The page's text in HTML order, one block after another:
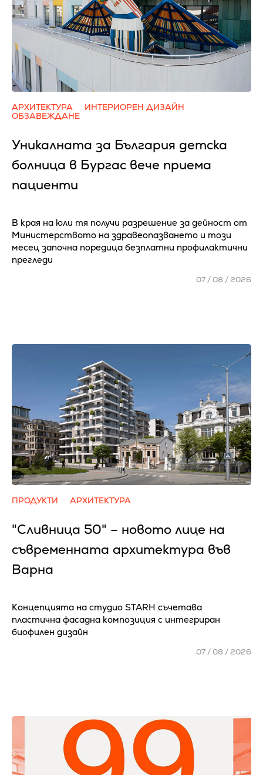
АРХИТЕКТУРА
ИНТЕРИОРЕН ДИЗАЙН
ОБЗАВЕЖДАНЕ
Уникалната за България детска
болница в Бургас вече приема
пациенти
В края на юли тя получи разрешение за дейност от
Министерството на здравеопазването и този
месец започна поредица безплатни профилактични
прегледи
07 / 08 / 2026
ПРОДУКТИ АРХИТЕКТУРА
"Сливница 50" – новото лице на
съвременната архитектура във
Варна
Концепцията на студио STARH съчетава
пластична фасадна композиция с интегриран
биофилен дизайн
07 / 08 / 2026